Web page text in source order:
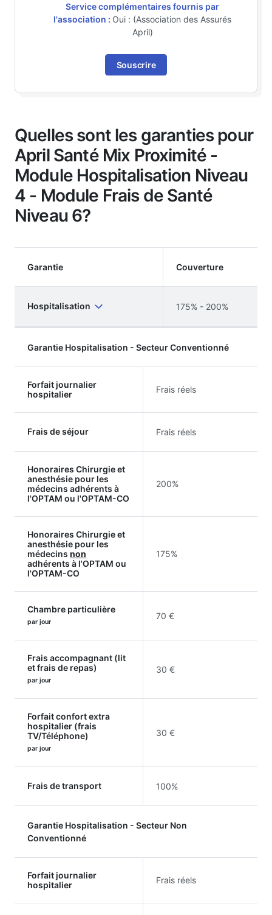
Service complémentaires fournis par
l'association : Oui : (Association des Assurés
April)
Souscrire
Quelles sont les garanties pour
April Santé Mix Proximité -
Module Hospitalisation Niveau
4 - Module Frais de Santé
Niveau 6?
Garantie Couverture
Hospitalisation 175% - 200%
Garantie Hospitalisation - Secteur Conventionné
Forfait journalier
hospitalier
Frais réels
Frais de séjour Frais réels
Honoraires Chirurgie et
anesthésie pour les
médecins adhérents à
l'OPTAM ou l'OPTAM-CO
200%
Honoraires Chirurgie et
anesthésie pour les
médecins non
adhérents à l'OPTAM ou
l'OPTAM-CO
175%
Chambre particulière
par jour
70 €
Frais accompagnant (lit
et frais de repas)
par jour
30 €
Forfait confort extra
hospitalier (frais
TV/Téléphone)
par jour
30 €
Frais de transport 100%
Garantie Hospitalisation - Secteur Non
Conventionné
Forfait journalier
hospitalier
Frais réels